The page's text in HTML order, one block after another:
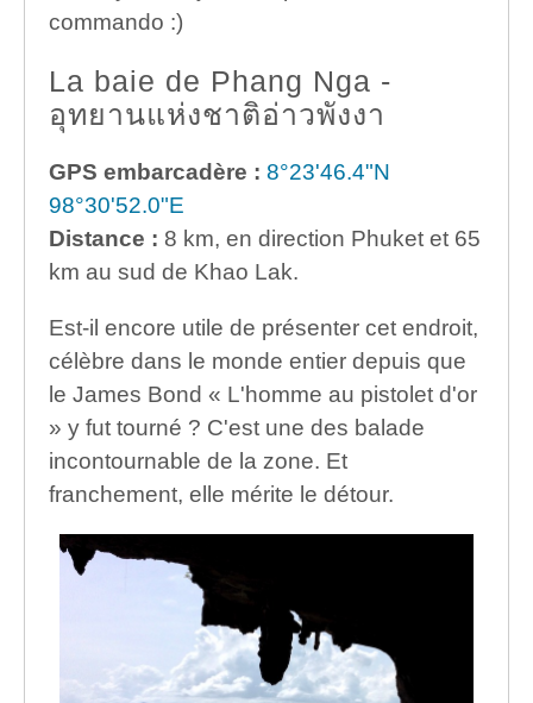
commando :)
La baie de Phang Nga -
อุทยานแห่งชาติอ่าวพังงา
GPS embarcadère : 8°23'46.4"N
98°30'52.0"E
Distance : 8 km, en direction Phuket et 65
km au sud de Khao Lak.
Est-il encore utile de présenter cet endroit,
célèbre dans le monde entier depuis que
le James Bond « L'homme au pistolet d'or
» y fut tourné ? C'est une des balade
incontournable de la zone. Et
franchement, elle mérite le détour.